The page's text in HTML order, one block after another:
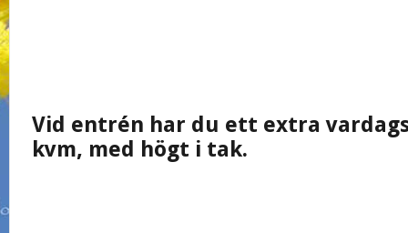
Vid entrén har du ett extra
kvm, med högt i tak.